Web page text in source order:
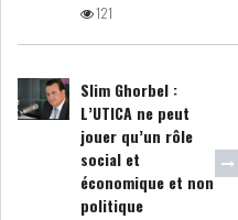
ANALYSE HEBDOMADAIRE
ZOOM ENTREPRISE
HISTORIQUE DES ZOOMS
ARCHIVES DES COURS
121
Slim Ghorbel :
L’UTICA ne peut
jouer qu’un rôle
social et
économique et non
politique